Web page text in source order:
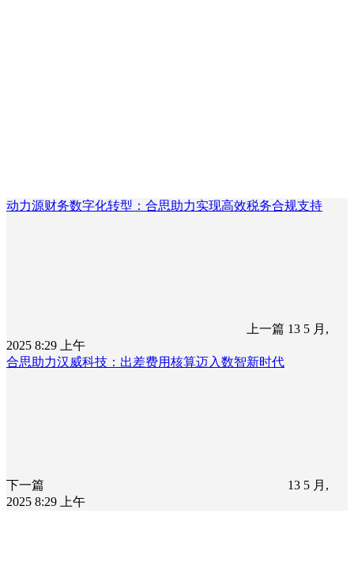
动力源财务数字化转型：合思助力实现高效税务合规支持
上一篇 13 5 月,
2025 8:29 上午
合思助力汉威科技：出差费用核算迈入数智新时代
下一篇
13 5 月,
2025 8:29 上午